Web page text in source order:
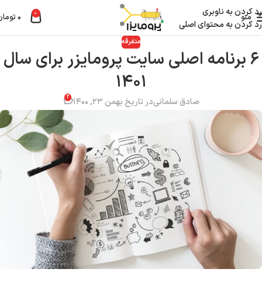
رد کردن به ناوبری
رد کردن به محتوای اصلی
منو 0 ۰
متفرقه
۶ برنامه اصلی سایت پرومایزر برای سال
۱۴۰۱
صادق سلمانیدر تاریخ بهمن ۲۳, ۱۴۰۰ ۲